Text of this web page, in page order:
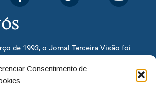
Consentimento de
de 1993, o Jornal Terceira Visão foi
já que naquela época só existiam
de 30 anos, o jornal continua